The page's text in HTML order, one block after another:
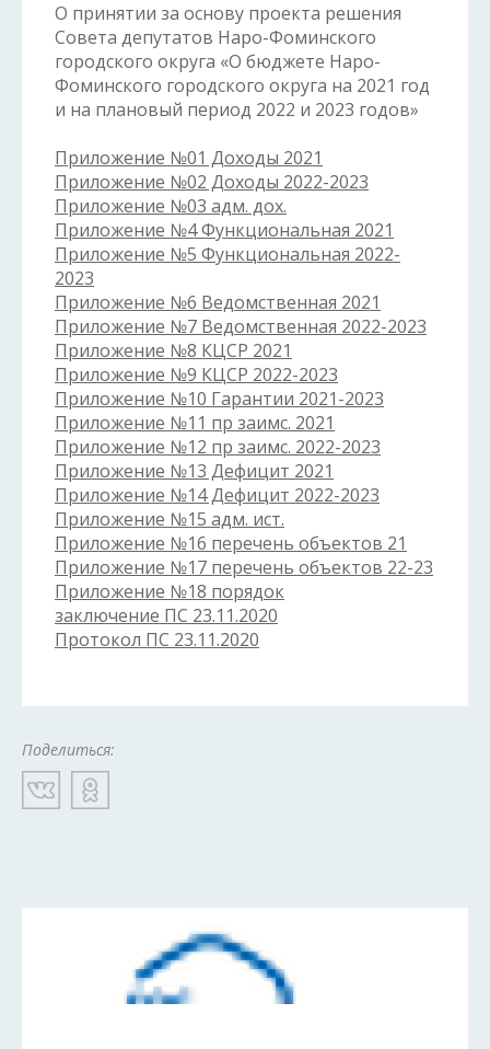
О принятии за основу проекта решения
Совета депутатов Наро-Фоминского
городского округа «О бюджете Наро-
Фоминского городского округа на 2021 год
и на плановый период 2022 и 2023 годов»
Приложение №01 Доходы 2021
Приложение №02 Доходы 2022-2023
Приложение №03 адм. дох.
Приложение №4 Функциональная 2021
Приложение №5 Функциональная 2022-
2023
Приложение №6 Ведомственная 2021
Приложение №7 Ведомственная 2022-2023
Приложение №8 КЦСР 2021
Приложение №9 КЦСР 2022-2023
Приложение №10 Гарантии 2021-2023
Приложение №11 пр заимс. 2021
Приложение №12 пр заимс. 2022-2023
Приложение №13 Дефицит 2021
Приложение №14 Дефицит 2022-2023
Приложение №15 адм. ист.
Приложение №16 перечень объектов 21
Приложение №17 перечень объектов 22-23
Приложение №18 порядок
заключение ПС 23.11.2020
Протокол ПС 23.11.2020
Поделиться: